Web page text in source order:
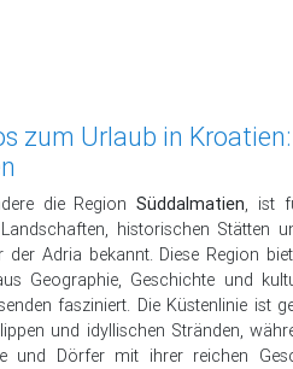
zum Urlaub in Kroatien:
die Region Süddalmatien, ist
historischen Stätten
der Adria bekannt. Diese Region
Geographie, Geschichte und
fasziniert. Die Küstenlinie ist
und idyllischen Stränden,
und Dörfer mit ihrer reichen